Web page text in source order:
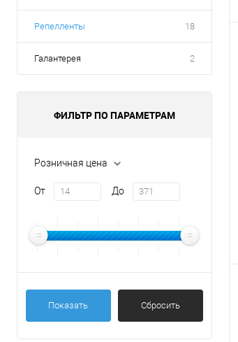
Репелленты 18
Галантерея 2
ФИЛЬТР ПО ПАРАМЕТРАМ
Розничная цена
От До
Показать Сбросить